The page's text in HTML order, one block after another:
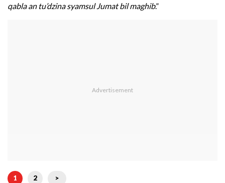
qabla an tu’dzina syamsul Jumat bil maghib.”
1 2 >